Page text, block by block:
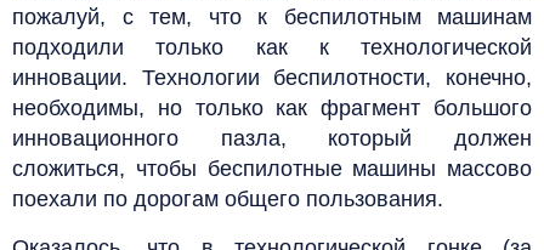
пожалуй, с тем, что к беспилотным машинам
подходили только как к технологической
инновации. Технологии беспилотности, конечно,
необходимы, но только как фрагмент большого
инновационного пазла, который должен
сложиться, чтобы беспилотные машины массово
поехали по дорогам общего пользования.